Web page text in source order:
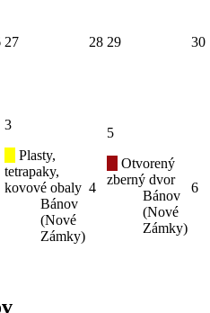
27 28 29 30
3
Plasty,
tetrapaky,
kovové obaly
Bánov
(Nové
Zámky)
4
5
Otvorený
zberný dvor
Bánov
(Nové
Zámky)
6